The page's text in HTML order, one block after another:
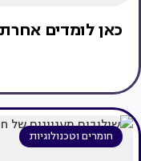
כאן לומדים אחרת
חומרים וטכנולוגיות